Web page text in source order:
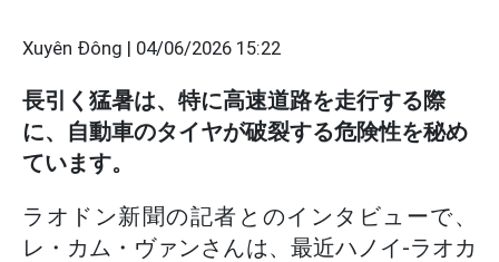
Xuyên Đông | 04/06/2026 15:22
長引く猛暑は、特に高速道路を走行する際
に、自動車のタイヤが破裂する危険性を秘め
ています。
ラオドン新聞の記者とのインタビューで、
レ・カム・ヴァンさんは、最近ハノイ-ラオカ